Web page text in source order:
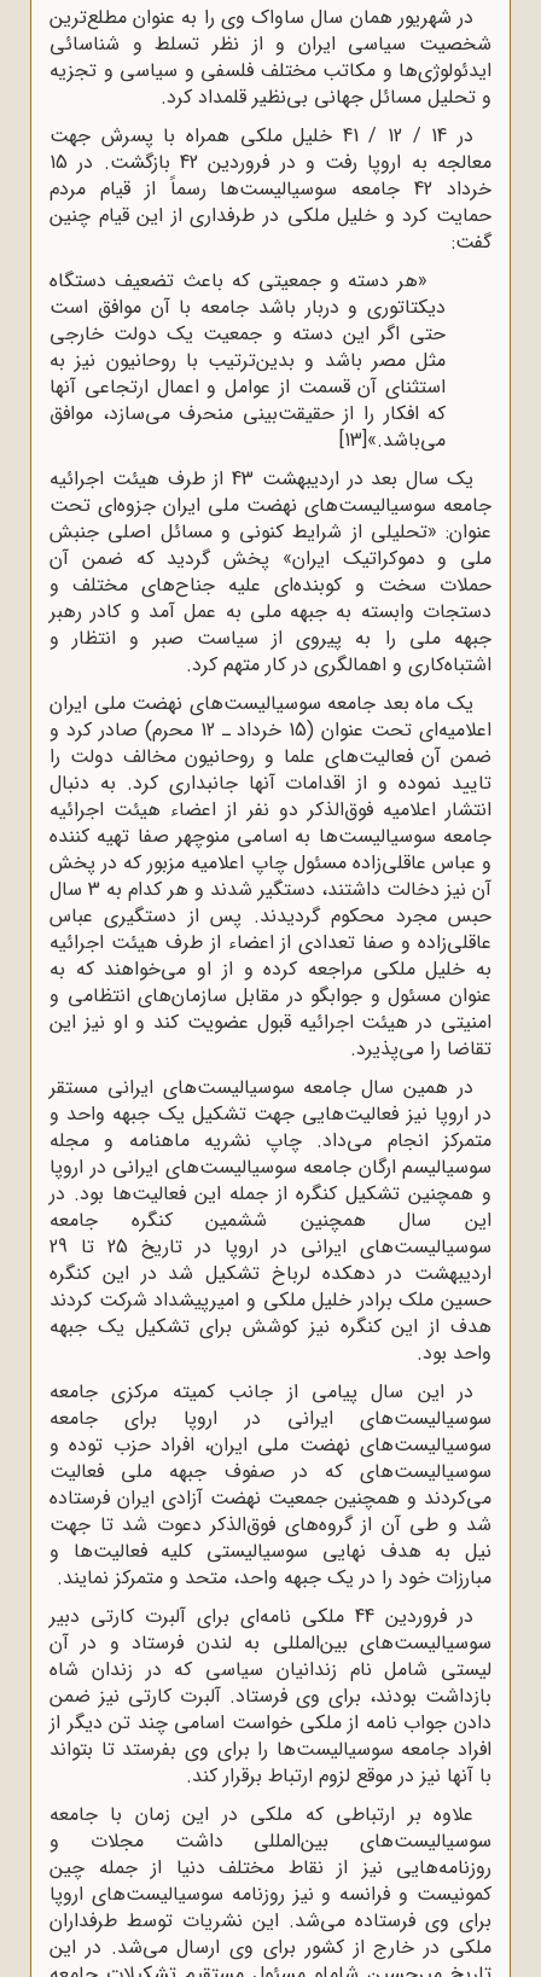
در شهریور همان سال ساواک وی را به عنوان مطلع‌ترین
شخصیت سیاسی ایران و از نظر تسلط و شناسائی
ایدئولوژی‌ها و مکاتب مختلف فلسفی و سیاسی و تجزیه
و تحلیل مسائل جهانی بی‌نظیر قلمداد کرد.
در 14 / 12 / 41 خلیل ملکی همراه با پسرش جهت
معالجه به اروپا رفت و در فروردین 42 بازگشت. در 15
خرداد 42 جامعه سوسیالیست‌ها رسماً از قیام مردم
حمایت کرد و خلیل ملکی در طرفداری از این قیام چنین
گفت:
«هر دسته و جمعیتی که باعث تضعیف دستگاه
دیکتاتوری و دربار باشد جامعه با آن موافق است
حتی اگر این دسته و جمعیت یک دولت خارجی
مثل مصر باشد و بدین‌ترتیب با روحانیون نیز به
استثنای آن قسمت از عوامل و اعمال ارتجاعی آنها
که افکار را از حقیقت‌بینی منحرف می‌سازد، موافق
می‌باشد.»[13]
یک سال بعد در اردیبهشت 43 از طرف هیئت اجرائیه
جامعه سوسیالیست‌های نهضت ملی ایران جزوه‌ای تحت
عنوان: «تحلیلی از شرایط کنونی و مسائل اصلی جنبش
ملی و دموکراتیک ایران» پخش گردید که ضمن آن
حملات سخت و کوبنده‌ای علیه جناح‌های مختلف و
دستجات وابسته به جبهه ملی به عمل آمد و کادر رهبر
جبهه ملی را به پیروی از سیاست صبر و انتظار و
اشتباه‌کاری و اهمالگری در کار متهم کرد.
یک ماه بعد جامعه سوسیالیست‌های نهضت ملی ایران
اعلامیه‌ای تحت عنوان (15 خرداد ـ 12 محرم) صادر کرد و
ضمن آن فعالیت‌های علما و روحانیون مخالف دولت را
تایید نموده و از اقدامات آنها جانبداری کرد. به دنبال
انتشار اعلامیه فوق‌الذکر دو نفر از اعضاء هیئت اجرائیه
جامعه سوسیالیست‌ها به اسامی منوچهر صفا تهیه کننده
و عباس عاقلی‌زاده مسئول چاپ اعلامیه مزبور که در پخش
آن نیز دخالت داشتند، دستگیر شدند و هر کدام به 3 سال
حبس مجرد محکوم گردیدند. پس از دستگیری عباس
عاقلی‌زاده و صفا تعدادی از اعضاء از طرف هیئت اجرائیه
به خلیل ملکی مراجعه کرده و از او می‌خواهند که به
عنوان مسئول و جوابگو در مقابل سازمان‌های انتظامی و
امنیتی در هیئت اجرائیه قبول عضویت کند و او نیز این
تقاضا را می‌پذیرد.
در همین سال جامعه سوسیالیست‌های ایرانی مستقر
در اروپا نیز فعالیت‌هایی جهت تشکیل یک جبهه واحد و
متمرکز انجام می‌داد. چاپ نشریه ماهنامه و مجله
سوسیالیسم ارگان جامعه سوسیالیست‌های ایرانی در اروپا
و همچنین تشکیل کنگره از جمله این فعالیت‌ها بود. در
این سال‌ همچنین ششمین کنگره جامعه
سوسیالیست‌های ایرانی در اروپا در تاریخ 25 تا 29
اردیبهشت در دهکده لرباخ تشکیل شد در این کنگره
حسین ملک برادر خلیل ملکی و امیرپیشداد شرکت کردند
هدف از این کنگره نیز کوشش برای تشکیل یک جبهه
واحد بود.
در این سال پیامی از جانب کمیته مرکزی جامعه
سوسیالیست‌های ایرانی در اروپا برای جامعه
سوسیالیست‌های نهضت ملی ایران، افراد حزب توده و
سوسیالیست‌های که در صفوف جبهه ملی فعالیت
می‌کردند و همچنین جمعیت نهضت آزادی ایران فرستاده
شد و طی آن از گروه‌های فوق‌الذکر دعوت شد تا جهت
نیل به هدف نهایی سوسیالیستی کلیه فعالیت‌ها و
مبارزات خود را در یک جبهه واحد، متحد و متمرکز نمایند.
در فروردین 44 ملکی نامه‌ای برای آلبرت کارتی دبیر
سوسیالیست‌های بین‌المللی به لندن فرستاد و در آن
لیستی شامل نام زندانیان سیاسی که در زندان شاه
بازداشت بودند، برای وی فرستاد. آلبرت کارتی نیز ضمن
دادن جواب نامه از ملکی خواست اسامی چند تن دیگر از
افراد جامعه سوسیالیست‌ها را برای وی بفرستد تا بتواند
با آنها نیز در موقع لزوم ارتباط برقرار کند.
علاوه بر ارتباطی که ملکی در این زمان با جامعه
سوسیالیست‌های بین‌المللی داشت مجلات و
روزنامه‌هایی نیز از نقاط مختلف دنیا از جمله چین
کمونیست و فرانسه و نیز روزنامه سوسیالیست‌های اروپا
برای وی فرستاده می‌شد. این نشریات توسط طرفداران
ملکی در خارج از کشور برای وی ارسال می‌شد. در این